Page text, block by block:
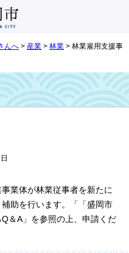
んへ > 産業 > 林業 > 林業雇用支援事
業体が林業従事者を新たに
助を行います。「「盛岡市
＆A」を参照の上、申請くだ